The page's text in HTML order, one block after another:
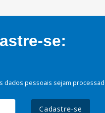
se:
pessoais sejam
Cadastre-se